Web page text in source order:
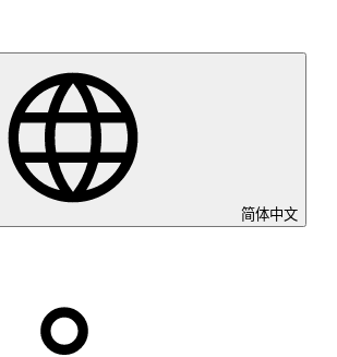
简体中文